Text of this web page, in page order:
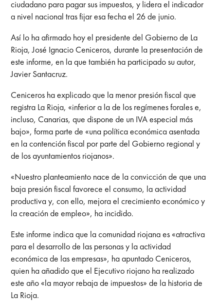
ciudadano para pagar sus impuestos, y lidera el indicador
a nivel nacional tras fijar esa fecha el 26 de junio.
Así lo ha afirmado hoy el presidente del Gobierno de La
Rioja, José Ignacio Ceniceros, durante la presentación de
este informe, en la que también ha participado su autor,
Javier Santacruz.
Ceniceros ha explicado que la menor presión fiscal que
registra La Rioja, «inferior a la de los regímenes forales e,
incluso, Canarias, que dispone de un IVA especial más
bajo», forma parte de «una política económica asentada
en la contención fiscal por parte del Gobierno regional y
de los ayuntamientos riojanos».
«Nuestro planteamiento nace de la convicción de que una
baja presión fiscal favorece el consumo, la actividad
productiva y, con ello, mejora el crecimiento económico y
la creación de empleo», ha incidido.
Este informe indica que la comunidad riojana es «atractiva
para el desarrollo de las personas y la actividad
económica de las empresas», ha apuntado Ceniceros,
quien ha añadido que el Ejecutivo riojano ha realizado
este año «la mayor rebaja de impuestos» de la historia de
La Rioja.